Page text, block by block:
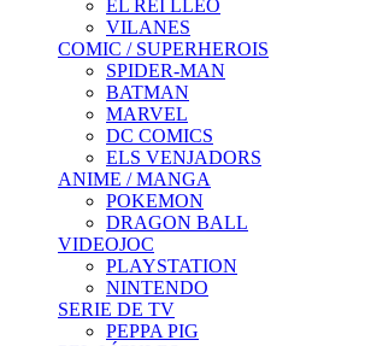
EL REI LLEÓ
VILANES
COMIC / SUPERHEROIS
SPIDER-MAN
BATMAN
MARVEL
DC COMICS
ELS VENJADORS
ANIME / MANGA
POKEMON
DRAGON BALL
VIDEOJOC
PLAYSTATION
NINTENDO
SERIE DE TV
PEPPA PIG